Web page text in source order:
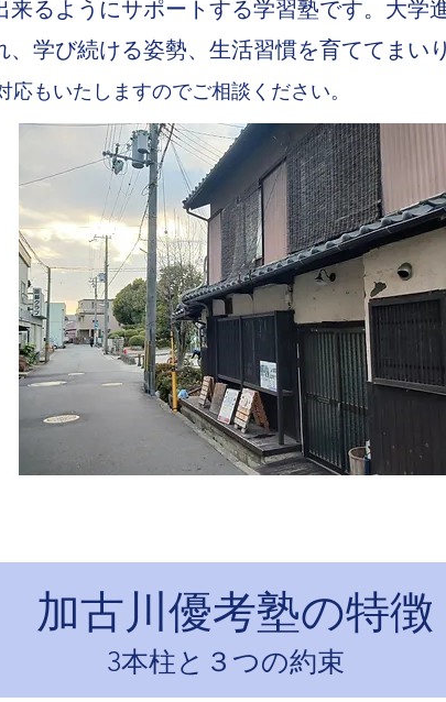
来るようにサポートする学習塾です。大学
学び続ける姿勢、生活習慣を育ててまいり
応もいたしますのでご相談ください。
​加古川優考塾の特徴
3本柱と３つの約束